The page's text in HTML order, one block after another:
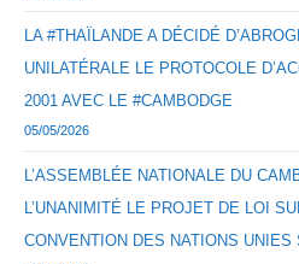
LA #THAÏLANDE A DÉCIDÉ
UNILATÉRALE LE PROTOCOLE
2001 AVEC LE #CAMBODGE
05/05/2026
L’ASSEMBLÉE NATIONALE DU
L’UNANIMITÉ LE PROJET DE LOI
CONVENTION DES NATIONS